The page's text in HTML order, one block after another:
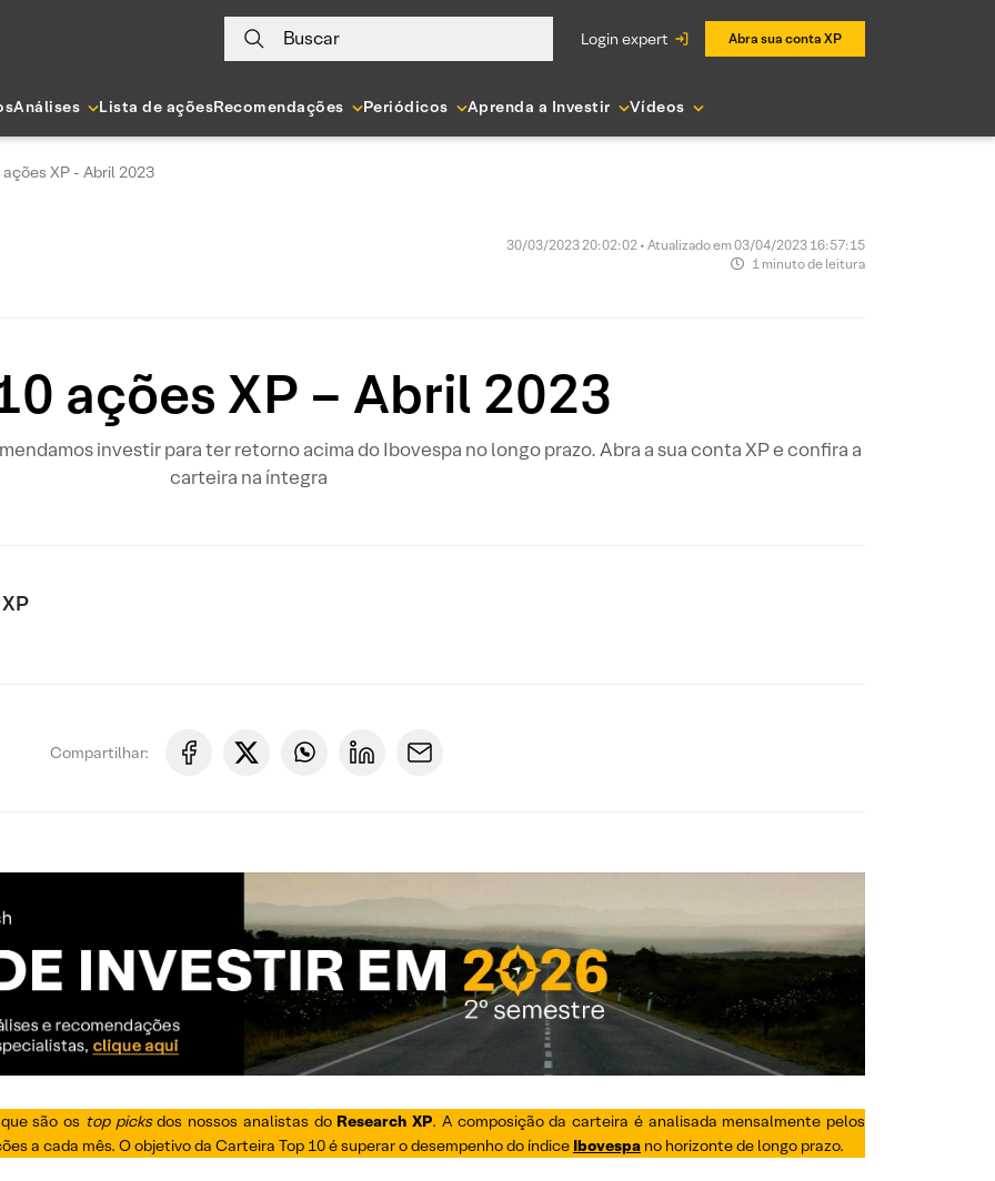
Buscar login expert Abra sua conta XP
Análises Lista de açõesRecomendações Periódicos Aprenda a Investir Vídeos
ações XP - Abril 2023
30/03/2023 20:02:02 • Atualizado em 03/04/2023 16:57:15
1 minuto de leitura
ações XP – Abril 2023
investir para ter retorno acima do Ibovespa no longo prazo. Abra a sua conta XP e confira a
carteira na íntegra
Compartilhar:
são os top picksdos nossos analistas do Research XP. A composição da carteira é analisada mensalmente pelos
a cada mês. O objetivo da Carteira Top 10 é superar o desempenho do índice Ibovespa no horizonte de longo prazo.